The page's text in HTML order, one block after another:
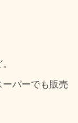
パーでも販売